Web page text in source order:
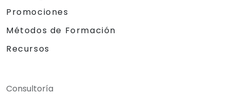
Promociones
Métodos de Formación
Recursos
Consultoría